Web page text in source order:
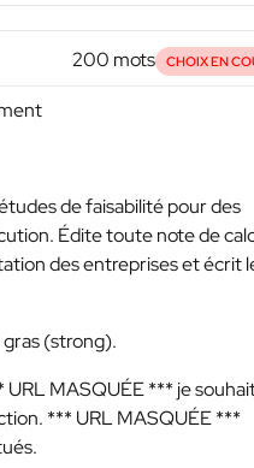
200 mots CHOIX EN
de faisabilité pour des
Édite toute note de
des entreprises et écrit
(strong).
URL MASQUÉE *** je
*** URL MASQUÉE ***